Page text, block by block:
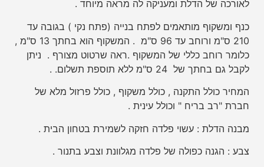
לאורכה של הדלת ומעניקה לה מראה מיוחד .
כנף ומשקוף מותאמים לפתח בנייה (פתח נקי ) בגובה עד
210 ס"מ ורוחב עד 96 ס"מ . המשקוף הוא בחתך 13 ס"מ ,
כלומר רוחב כללי של המשקוף .ראה שרטוט מצורף . ניתן
לקבל גם בחתך של 24 ס"מ ללא תוספת תשלום. .
המחיר כולל התקנה , כולל משקוף , כולל פרזול מלא של
חברת "רב בריח " וכולל עינית .
מבנה הדלת : עשוי פלדה חזקה לשמירת בטחון הבית .
צבע : הגנה כפולה של פלדה מגלוונת וצבע בתנור .